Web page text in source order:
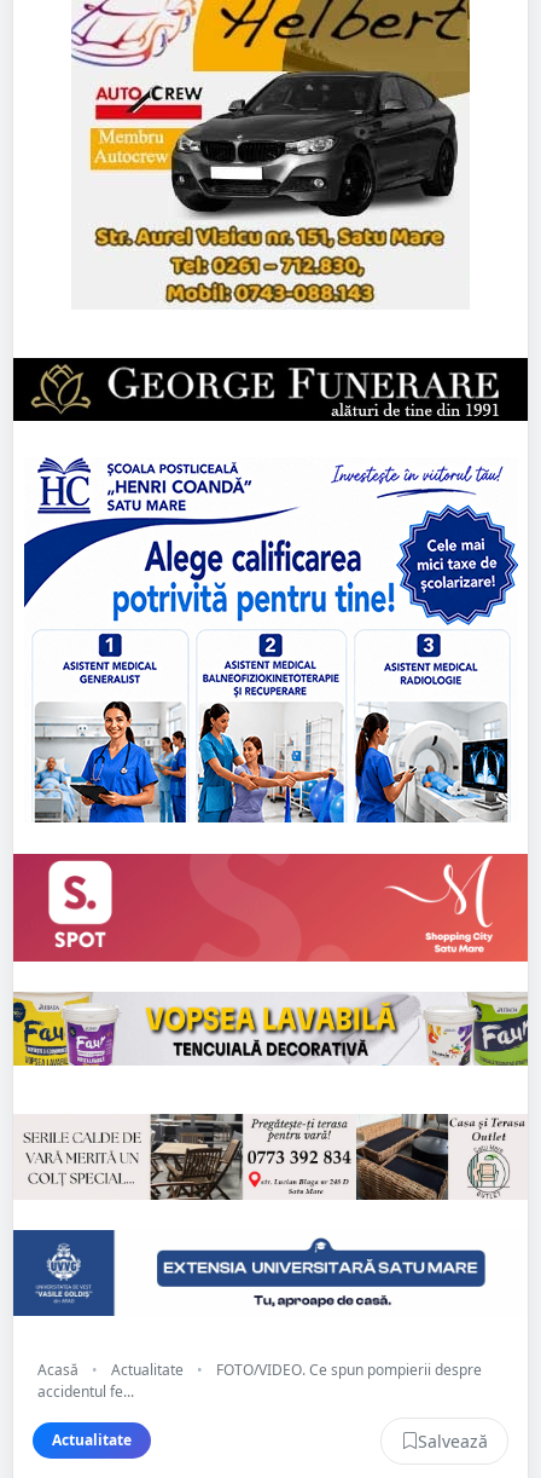
Acasă • Actualitate •
FOTO/VIDEO. Ce spun pompierii despre
accidentul fe...
Actualitate Salvează